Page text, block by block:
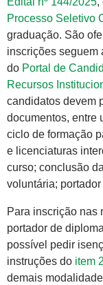
Processo Seletivo
graduação. São
inscrições seguem
do Portal de
Recursos
candidatos devem
documentos, entre
ciclo de formação
e licenciaturas
curso; conclusão
voluntária;
Para inscrição nas
portador de
possível pedir
instruções do item
demais